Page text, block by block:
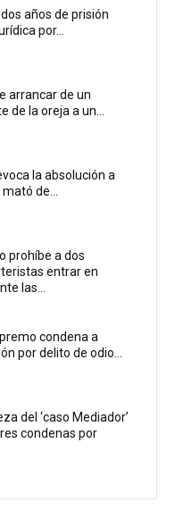
años de prisión
por...
arrancar de un
de la oreja a un...
la absolución a
de...
prohíbe a dos
entrar en
las...
condena a
por delito de odio...
del ‘caso Mediador’
condenas por